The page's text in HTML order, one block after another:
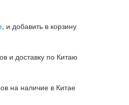
, и добавить в корзину
и доставку по Китаю
на наличие в Китае